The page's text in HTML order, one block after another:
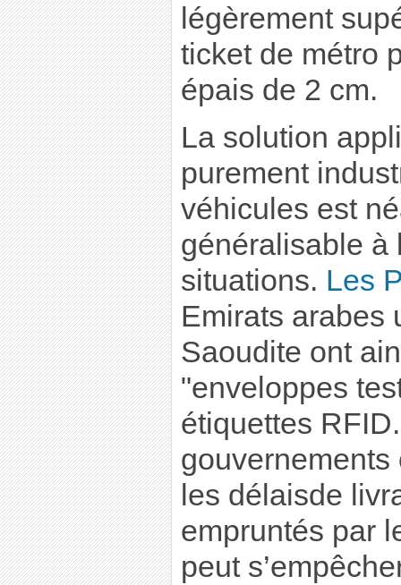
légèrement
ticket de métro
épais de 2 cm.
La solution
purement
véhicules est
généralisable à
situations. Les
Emirats arabes
Saoudite ont
"enveloppes
étiquettes
les délaisde
empruntés par
peut